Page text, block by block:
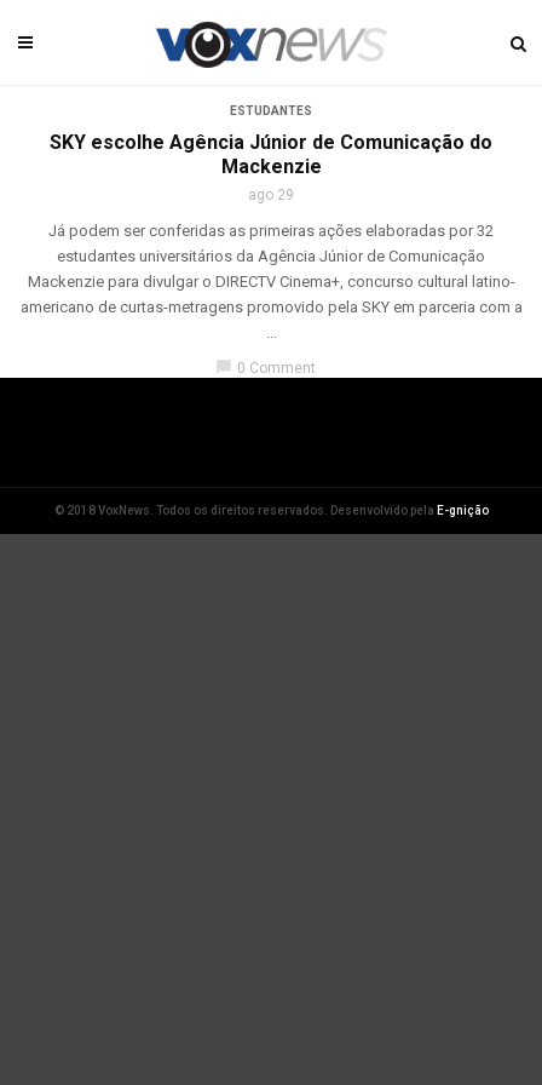
ESTUDANTES
SKY escolhe Agência Júnior de Comunicação do
Mackenzie
ago 29
Já podem ser conferidas as primeiras ações elaboradas por 32
estudantes universitários da Agência Júnior de Comunicação
Mackenzie para divulgar o DIRECTV Cinema+, concurso cultural latino-
americano de curtas-metragens promovido pela SKY em parceria com a
...
chat_bubble 0 Comment
© 2018 VoxNews. Todos os direitos reservados. Desenvolvido pela E-gnição